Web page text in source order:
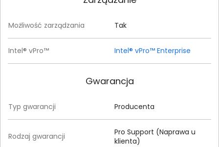
Możliwość zarządzania Tak
Intel® vPro™ Intel® vPro™ Enterprise
Gwarancja
Typ gwarancji Producenta
Rodzaj gwarancji
Pro Support (Naprawa u
klienta)